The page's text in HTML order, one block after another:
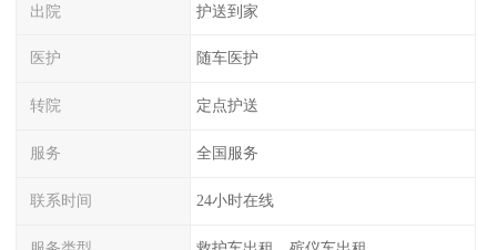
出院 护送到家
医护 随车医护
转院 定点护送
服务 全国服务
联系时间 24小时在线